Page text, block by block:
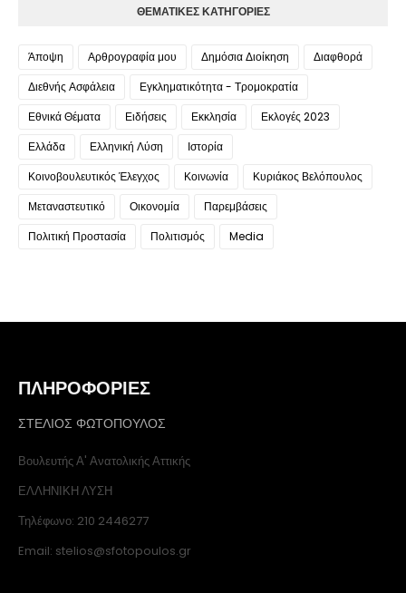
ΘΕΜΑΤΙΚΕΣ ΚΑΤΗΓΟΡΙΕΣ
Άποψη Αρθρογραφία μου Δημόσια Διοίκηση
Διαφθορά
Διεθνής Ασφάλεια
Εγκληματικότητα - Τρομοκρατία
Εθνικά Θέματα
Ειδήσεις Εκκλησία
Εκλογές 2023
Ελλάδα
Ελληνική Λύση
Ιστορία
Κοινοβουλευτικός Έλεγχος
Κοινωνία
Κυριάκος Βελόπουλος
Μεταναστευτικό
Οικονομία
Παρεμβάσεις
Πολιτική Προστασία
Πολιτισμός Media
ΠΛΗΡΟΦΟΡΙΕΣ
ΣΤΕΛΙΟΣ ΦΩΤΟΠΟΥΛΟΣ
Βουλευτής Α' Ανατολικής Αττικής
ΕΛΛΗΝΙΚΗ ΛΥΣΗ
Τηλέφωνο: 210 2446277
Email: stelios@sfotopoulos.gr